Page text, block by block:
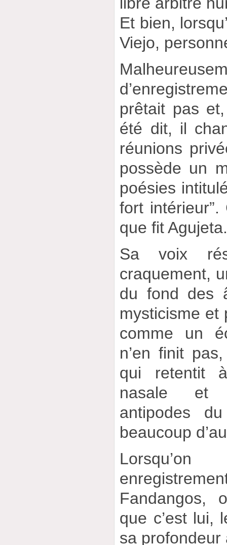
Et bien,
Viejo,
prêtait pas
été dit, il
réunions
possède un
poésies
fort intérieur”.
que fit
Sa voix
craquement,
du fond des
mysticisme et
comme un
n’en finit
qui retentit
nasale et
antipodes
beaucoup
Fandangos,
que c’est lui,
sa profondeur